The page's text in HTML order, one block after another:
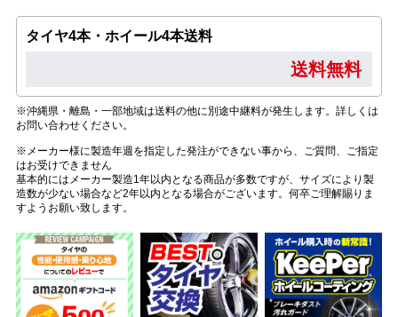
タイヤ4本・ホイール4本送料
送料無料
※沖縄県・離島・一部地域は送料の他に別途中継料が発生します。詳しくは
お問い合わせください。
※メーカー様に製造年週を指定した発注ができない事から、ご質問、ご指定
はお受けできません
基本的にはメーカー製造1年以内となる商品が多数ですが、サイズにより製
造数が少ない場合など2年以内となる場合がございます。何卒ご理解賜りま
すようお願い致します。